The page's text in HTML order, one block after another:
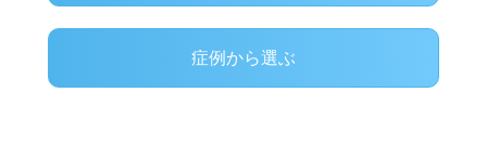
症例から選ぶ